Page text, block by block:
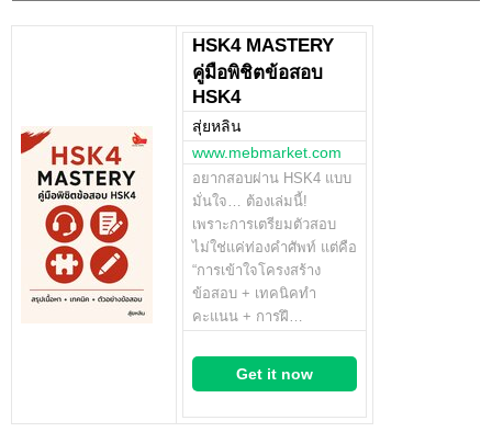
HSK4 MASTERY
คู่มือพิชิตข้อสอบ
HSK4
สุ่ยหลิน
www.mebmarket.com
อยากสอบผ่าน HSK4 แบบ
มั่นใจ… ต้องเล่มนี้!
เพราะการเตรียมตัวสอบ
ไม่ใช่แค่ท่องคำศัพท์ แต่คือ
“การเข้าใจโครงสร้าง
ข้อสอบ + เทคนิคทำ
คะแนน + การฝึ…
Get it now